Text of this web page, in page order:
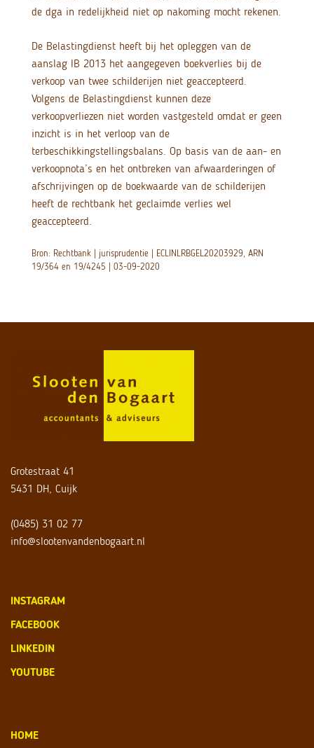
de dga in redelijkheid niet op nakoming mocht rekenen.
De Belastingdienst heeft bij het opleggen van de
aanslag IB 2013 het aangegeven boekverlies bij de
verkoop van twee schilderijen niet geaccepteerd.
Volgens de Belastingdienst kunnen deze
verkoopverliezen niet worden vastgesteld omdat er geen
inzicht is in het verloop van de
terbeschikkingstellingsbalans. Op basis van de aan- en
verkoopnota’s en het ontbreken van afwaarderingen of
afschrijvingen op de boekwaarde van de schilderijen
heeft de rechtbank het geclaimde verlies wel
geaccepteerd.
Bron: Rechtbank | jurisprudentie | ECLINLRBGEL20203929, ARN
19/364 en 19/4245 | 03-09-2020
Grotestraat 41
5431 DH, Cuijk
(0485) 31 02 77
info@slootenvandenbogaart.nl
INSTAGRAM
FACEBOOK
LINKEDIN
YOUTUBE
HOME